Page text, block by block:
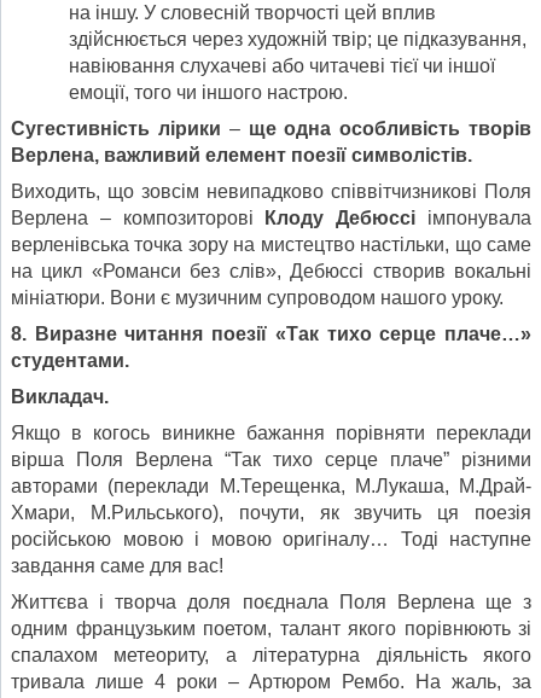
на іншу. У словесній творчості цей вплив
здійснюється через художній твір; це підказування,
навіювання слухачеві або читачеві тієї чи іншої
емоції, того чи іншого настрою.
Сугестивність лірики – ще однаособливість творів
Верлена, важливий елемент поезії символістів.
Виходить, що зовсім невипадково співвітчизникові Поля
Верлена – композиторові
Клоду Дебюссі імпонувала
верленівська точка зору на мистецтво настільки, що саме
на цикл «Романси без слів», Дебюссі створив вокальні
мініатюри. Вони є музичним супроводом нашого уроку.
8. Виразне читання поезії «Так тихо серце плаче…»
студентами.
Викладач.
Якщо в когось виникне бажання порівняти переклади
вірша Поля Верлена “Так тихо серце плаче” різними
авторами (переклади М.Терещенка, М.Лукаша, М.Драй-
Хмари, М.Рильського), почути, як звучить ця поезія
російською мовою і мовою оригіналу… Тоді наступне
завдання саме для вас!
Життєва і творча доля поєднала Поля Верлена ще з
одним французьким поетом, талант якого порівнюють зі
спалахом метеориту, а літературна діяльність якого
тривала лише 4 роки – Артюром Рембо. На жаль, за